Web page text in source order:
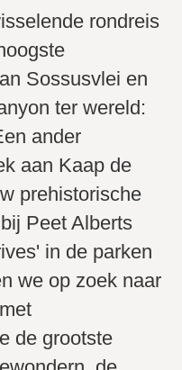
rondreis
Sossusvlei en
ter wereld:
ander
aan Kaap de
prehistorische
Peet Alberts
in de parken
we op zoek naar
de grootste